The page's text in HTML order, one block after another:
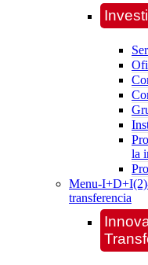
la
Menu-
transferencia